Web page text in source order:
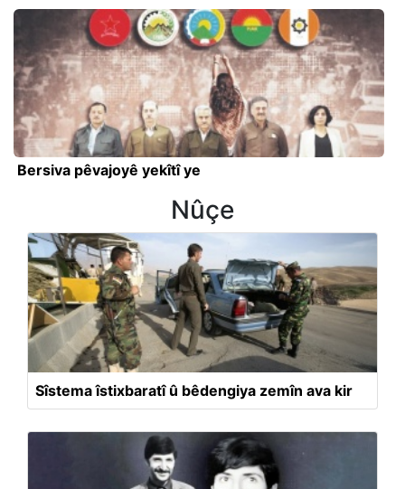
Bersiva pêvajoyê yekîtî ye
Nûçe
Sîstema îstixbaratî û bêdengiya zemîn ava kir